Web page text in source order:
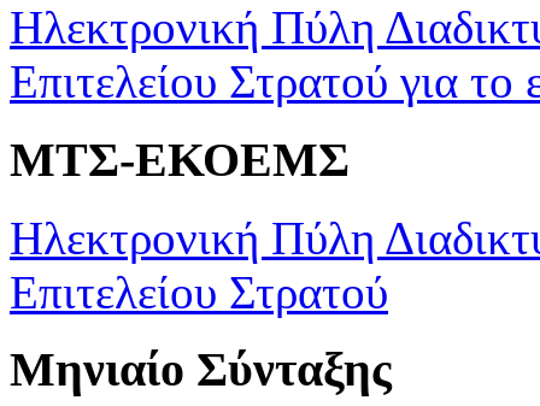
Ηλεκτρονική Πύλη
Επιτελείου Στρατού για το
ΜΤΣ-ΕΚΟΕΜΣ
Ηλεκτρονική Πύλη
Επιτελείου Στρατού
Μηνιαίο Σύνταξης